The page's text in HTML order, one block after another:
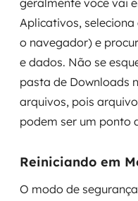
geralmente você vai
Aplicativos,
o navegador) e
e dados. Não se
pasta de Downloads
arquivos, pois
podem ser um ponto
Reiniciando em
O modo de